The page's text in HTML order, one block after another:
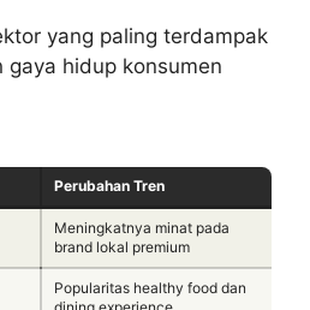
yang paling terdampak
gaya hidup konsumen
Perubahan Tren
Meningkatnya minat pada
brand lokal premium
Popularitas healthy food dan